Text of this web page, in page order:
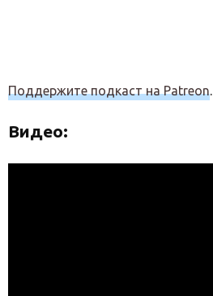
Поддержите подкаст на Patreon.
Видео: